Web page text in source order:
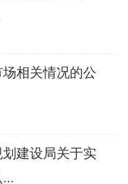
相关情况的公
建设局关于实